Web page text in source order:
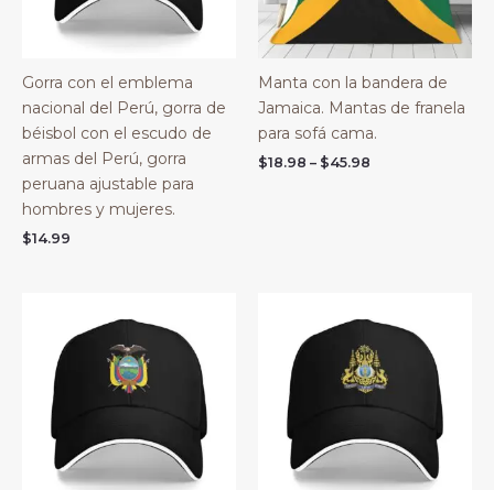
Gorra con el emblema
nacional del Perú, gorra de
béisbol con el escudo de
armas del Perú, gorra
peruana ajustable para
hombres y mujeres.
$14.99
Manta con la bandera de
Jamaica. Mantas de franela
para sofá cama.
$18.98 – $45.98